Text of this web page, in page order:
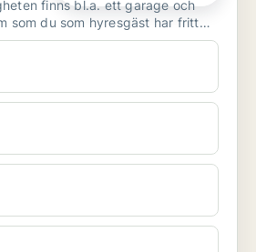
finns bl.a. ett garage och
som du som hyresgäst har fritt